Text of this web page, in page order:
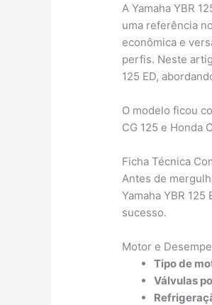
A Yamaha YBR
uma referência
econômica e
perfis. Neste
125 ED,
O modelo ficou
CG 125 e Honda
Ficha Técnica
Antes de
Yamaha YBR
sucesso.
Motor e
Tipo de
Válvulas